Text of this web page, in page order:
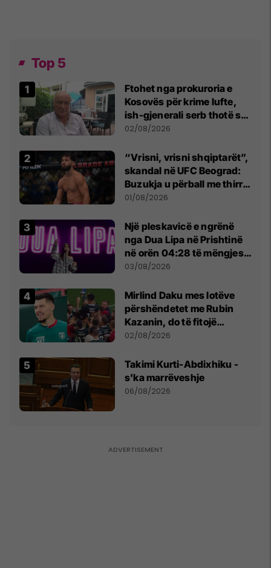
Top 5
Ftohet nga prokuroria e
Kosovës për krime lufte,
ish-gjenerali serb thotë se
dikush e tradhtoi në
02/08/2026
“Vrisni, vrisni shqiptarët”,
skandal në UFC Beograd:
Buzukja u përball me thirrje
anti-shqiptare nga
01/08/2026
Një pleskavicë e ngrënë
nga Dua Lipa në Prishtinë
në orën 04:28 të mëngjesit
- dhe bota digjitale serbe
03/08/2026
Mirlind Daku mes lotëve
përshëndetet me Rubin
Kazanin, do të fitojë
miliona te Spartak Moska
02/08/2026
Takimi Kurti-Abdixhiku -
s'ka marrëveshje
06/08/2026